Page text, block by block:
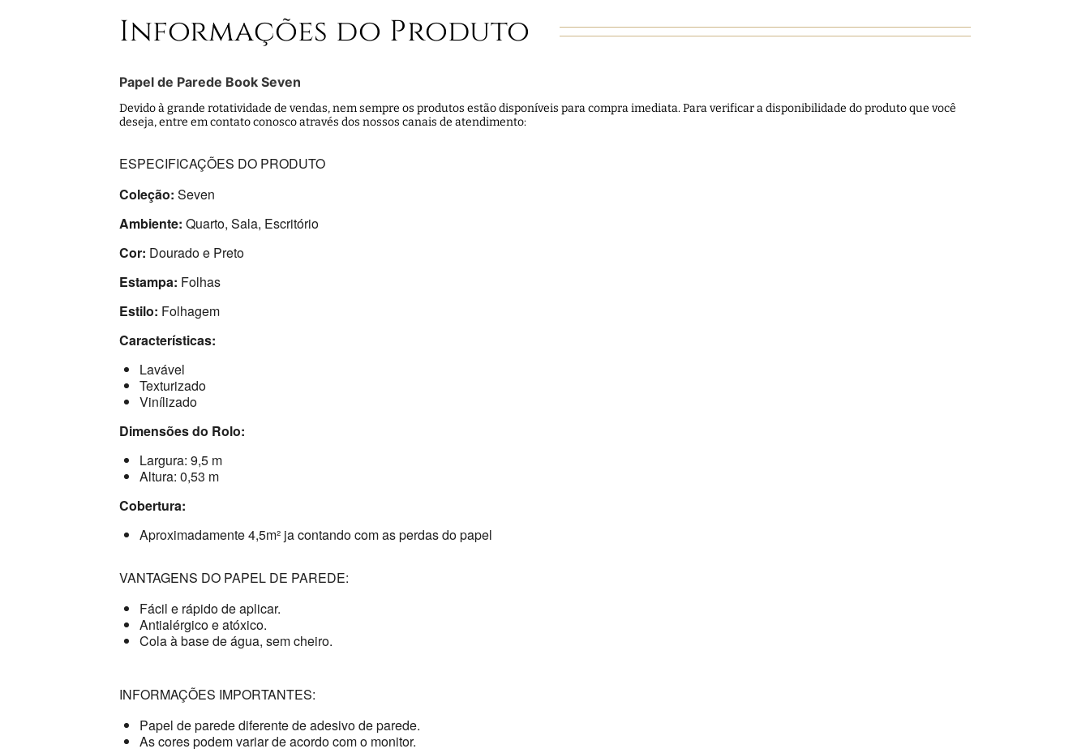
Informações do Produto
Papel de Parede Book Seven
Devido à grande rotatividade de vendas, nem sempre os produtos estão disponíveis para compra imediata. Para verificar a disponibilidade do produto que você
deseja, entre em contato conosco através dos nossos canais de atendimento:
ESPECIFICAÇÕES DO PRODUTO
Coleção: Seven
Ambiente: Quarto, Sala, Escritório
Cor: Dourado e Preto
Estampa: Folhas
Estilo: Folhagem
Características:
Lavável
Texturizado
Vinílizado
Dimensões do Rolo:
Largura: 9,5 m
Altura: 0,53 m
Cobertura:
Aproximadamente 4,5m² ja contando com as perdas do papel
VANTAGENS DO PAPEL DE PAREDE:
Fácil e rápido de aplicar.
Antialérgico e atóxico.
Cola à base de água, sem cheiro.
INFORMAÇÕES IMPORTANTES:
Papel de parede diferente de adesivo de parede.
As cores podem variar de acordo com o monitor.